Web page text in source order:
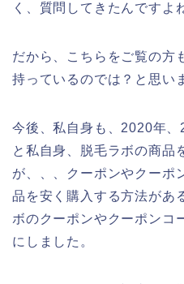
く、質問してきたんですよ
だから、こちらをご覧の方
持っているのでは？と思い
今後、私自身も、2020年
と私自身、脱毛ラボの商品
が、、、クーポンやクーポ
品を安く購入する方法があ
ボのクーポンやクーポンコ
にしました。